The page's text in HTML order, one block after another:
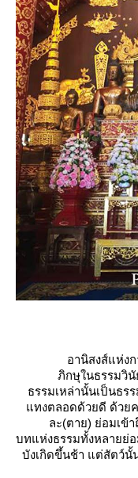
อานิสงส์แห่งก
ภิกษุในธรรมวินั
ธรรมเหล่านั้นเป็นธร
ทงตลอดด้วยดี ด้วยค
ละ(ตาย) ย่อมเข้
บทแห่งธรรมทั้งหลายย่
บังเกิดขึ้นช้า แต่สัตว์นั้